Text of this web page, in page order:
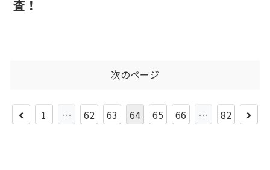
査！
次のページ
1 … 62 63 64 65 66 … 82